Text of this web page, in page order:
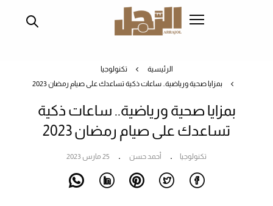
الرئيسية
تكنولوجيا
بمزايا صحية ورياضية.. ساعات ذكية تساعدك على صيام رمضان 2023
بمزايا صحية ورياضية.. ساعات ذكية
تساعدك على صيام رمضان 2023
تكنولوجيا أحمد حسن 25 مارس 2023